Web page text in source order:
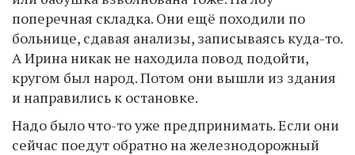
поперечная складка. Они ещё походили по
больнице, сдавая анализы, записываясь куда-то.
А Ирина никак не находила повод подойти,
кругом был народ. Потом они вышли из здания
и направились к остановке.
Надо было что-то уже предпринимать. Если они
сейчас поедут обратно на железнодорожный